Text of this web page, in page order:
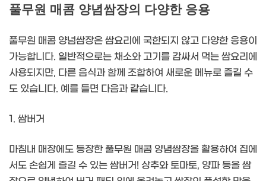
풀무원 매콤 양념쌈장의 다양한 응용
풀무원 매콤 양념쌈장은 쌈요리에 국한되지 않고 다양한 응용이
가능합니다. 일반적으로는 채소와 고기를 감싸서 먹는 쌈요리에
사용되지만, 다른 음식과 함께 조합하여 새로운 메뉴로 즐길 수
도 있습니다. 예를 들면 다음과 같습니다.
1. 쌈버거
마침내 매장에도 등장한 풀무원 매콤 양념쌈장을 활용하여 집에
서도 손쉽게 즐길 수 있는 쌈버거! 상추와 토마토, 양파 등을 쌈